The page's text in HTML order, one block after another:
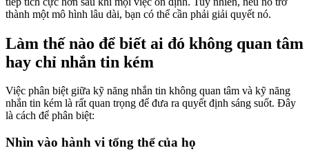
thành một mô hình lâu dài, bạn có thể cần phải giải quyết nó.
Làm thế nào để biết ai đó không quan tâm
hay chỉ nhắn tin kém
Việc phân biệt giữa kỹ năng nhắn tin không quan tâm và kỹ năng
nhắn tin kém là rất quan trọng để đưa ra quyết định sáng suốt. Đây
là cách để phân biệt:
Nhìn vào hành vi tổng thể của họ